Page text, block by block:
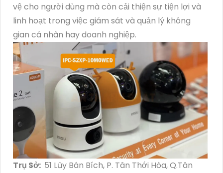
vệ cho người dùng mà còn cải thiện sự tiện lợi và
linh hoạt trong việc giám sát và quản lý không
gian cá nhân hay doanh nghiệp.
Trụ Sở: 51 Lũy Bán Bích, P. Tân Thới Hòa, Q.Tân